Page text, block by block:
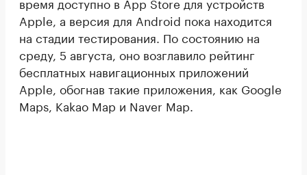
Apple, а версия для Android пока находится
на стадии тестирования. По состоянию на
среду, 5 августа, оно возглавило рейтинг
бесплатных навигационных приложений
Apple, обогнав такие приложения, как Google
Maps, Kakao Map и Naver Map.